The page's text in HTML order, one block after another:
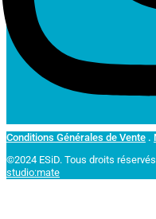
Conditions Générales de Vente .
©2024 ESiD. Tous droits
studio:mate